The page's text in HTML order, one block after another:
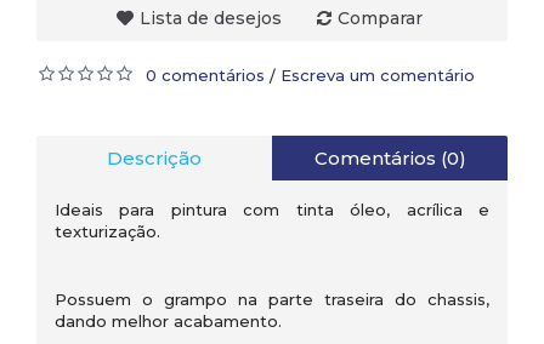
Lista de desejos Comparar
0 comentários / Escreva um comentário
Descrição Comentários (0)
Ideais para pintura com tinta óleo, acrílica e
texturização.
Possuem o grampo na parte traseira do chassis,
dando melhor acabamento.